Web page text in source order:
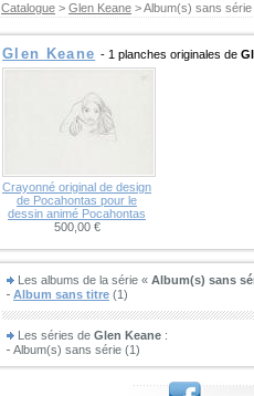
Catalogue > Glen Keane > Album(s) sans série
Glen Keane - 1 planches originales de
Crayonné original de design
de Pocahontas pour le
dessin animé Pocahontas
500,00 €
Les albums de la série « Album(s) sans
Album sans titre (1)
Les séries de Glen Keane :
Album(s) sans série (1)